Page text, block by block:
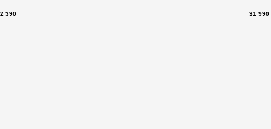
2 390 31 990